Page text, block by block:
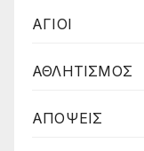
ΑΓΙΟΙ
ΑΘΛΗΤΙΣΜΟΣ
ΑΠΟΨΕΙΣ